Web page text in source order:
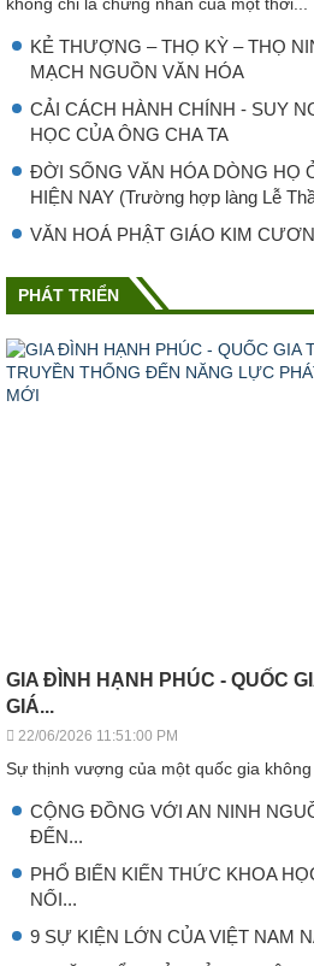
KẺ THƯỢNG – THỌ KỲ – THỌ
MẠCH NGUỒN VĂN HÓA
CẢI CÁCH HÀNH CHÍNH - SUY
HỌC CỦA ÔNG CHA TA
ĐỜI SỐNG VĂN HÓA DÒNG HỌ
HIỆN NAY (Trường hợp làng Lễ
VĂN HOÁ PHẬT GIÁO KIM
PHÁT TRIỂN
GIA ĐÌNH HẠNH PHÚC - QUỐC
GIÁ...
22/06/2026 11:51:00 PM
Sự thịnh vượng của một quốc gia không
CỘNG ĐỒNG VỚI AN NINH
ĐẾN...
PHỔ BIẾN KIẾN THỨC KHOA
NỐI...
9 SỰ KIỆN LỚN CỦA VIỆT NAM